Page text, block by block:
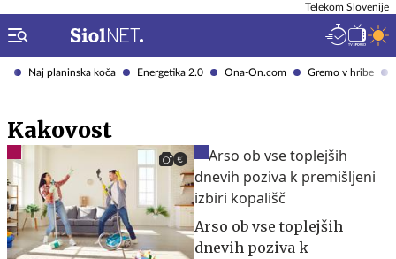
Naj planinska koča Energetika 2.0 Ona-On.com Gremo v hribe
Telekom Slovenije
Kakovost
Arso ob vse toplejših
dnevih poziva k